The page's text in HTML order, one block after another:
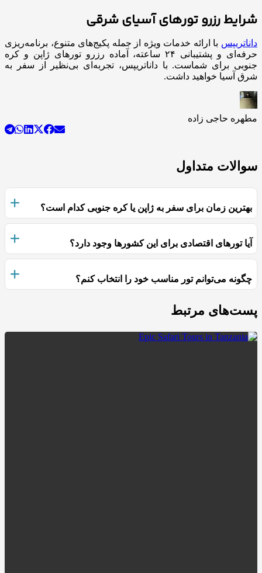
شرایط رزرو تورهای آسیای شرقی
داناتریپس با ارائه خدمات ویژه از جمله پکیج‌های متنوع، برنامه‌ریزی
حرفه‌ای و پشتیبانی ۲۴ ساعته، آماده رزرو تورهای ژاپن و کره
جنوبی برای شماست. با داناتریپس، تجربه‌ای بی‌نظیر از سفر به
شرق آسیا خواهید داشت.
مطهره حاجی زاده
سوالات متداول
بهترین زمان برای سفر به ژاپن یا کره جنوبی کدام است؟
آیا تورهای اقتصادی برای این کشورها وجود دارد؟
چگونه می‌توانم تور مناسب خود را انتخاب کنم؟
پست‌های مرتبط